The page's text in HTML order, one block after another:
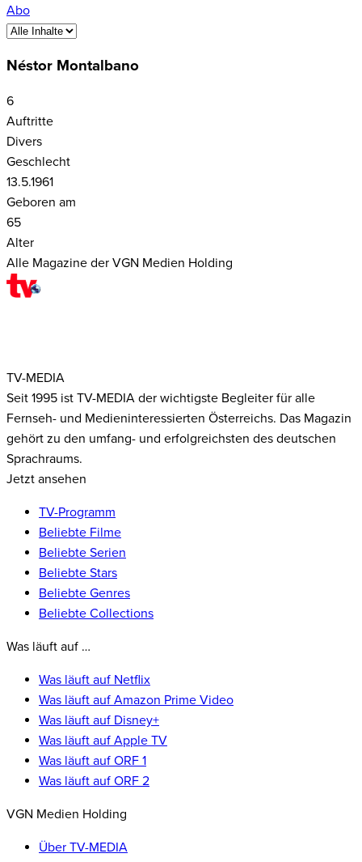
Abo
Néstor Montalbano
6
Auftritte
Divers
Geschlecht
13.5.1961
Geboren am
65
Alter
Alle Magazine der VGN Medien Holding
TV-MEDIA
Seit 1995 ist TV-MEDIA der wichtigste Begleiter für alle
Fernseh- und Medieninteressierten Österreichs. Das Magazin
gehört zu den umfang- und erfolgreichsten des deutschen
Sprachraums.
Jetzt ansehen
TV-Programm
Beliebte Filme
Beliebte Serien
Beliebte Stars
Beliebte Genres
Beliebte Collections
Was läuft auf …
Was läuft auf Netflix
Was läuft auf Amazon Prime Video
Was läuft auf Disney+
Was läuft auf Apple TV
Was läuft auf ORF 1
Was läuft auf ORF 2
VGN Medien Holding
Über TV-MEDIA